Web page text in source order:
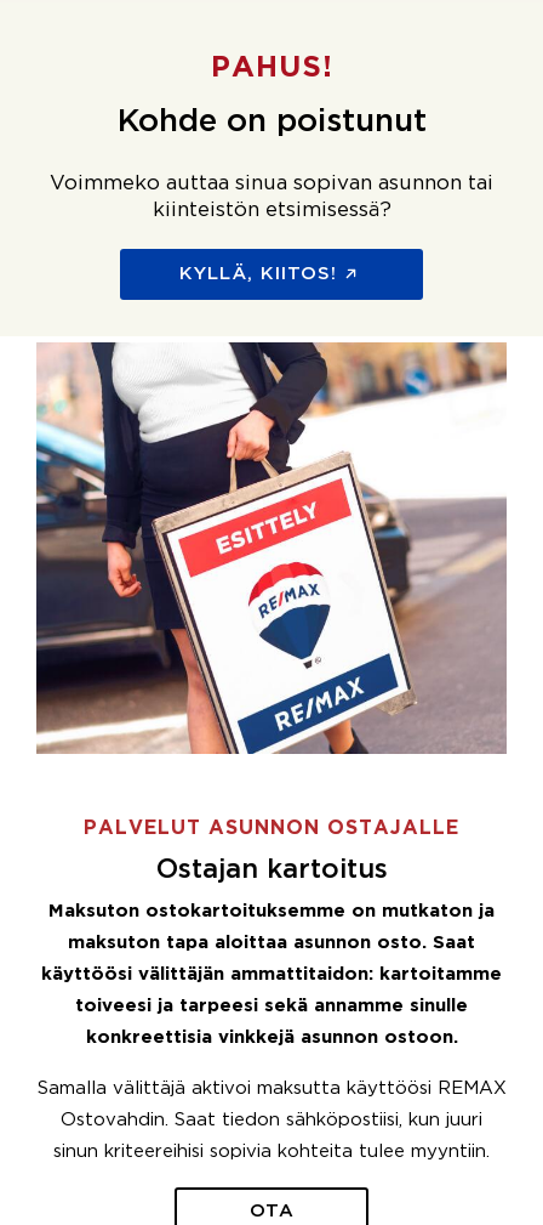
PAHUS!
Kohde on poistunut
Voimmeko auttaa sinua sopivan asunnon tai
kiinteistön etsimisessä?
KYLLÄ, KIITOS!
PALVELUT ASUNNON OSTAJALLE
Ostajan kartoitus
Maksuton ostokartoituksemme on mutkaton ja
maksuton tapa aloittaa asunnon osto. Saat
käyttöösi välittäjän ammattitaidon: kartoitamme
toiveesi ja tarpeesi sekä annamme sinulle
konkreettisia vinkkejä asunnon ostoon.
Samalla välittäjä aktivoi maksutta käyttöösi REMAX
Ostovahdin. Saat tiedon sähköpostiisi, kun juuri
sinun kriteereihisi sopivia kohteita tulee myyntiin.
OTA